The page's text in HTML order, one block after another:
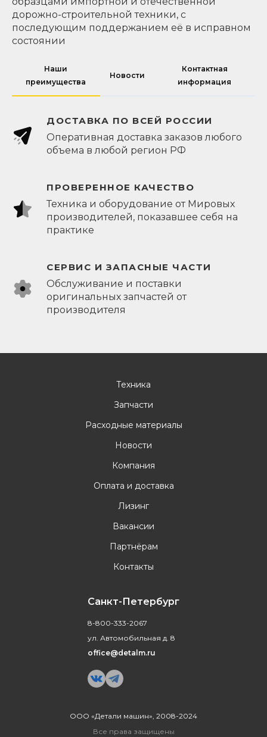
дорожно-строительной техники, с
последующим поддержанием её в исправном
состоянии
Наши
преимущества
Новости
Контактная
информация
ДОСТАВКА ПО ВСЕЙ РОССИИ
Оперативная доставка заказов любого
объема в любой регион РФ
ПРОВЕРЕННОЕ КАЧЕСТВО
Техника и оборудование от Мировых
производителей, показавшее себя на
практике
СЕРВИС И ЗАПАСНЫЕ ЧАСТИ
Обслуживание и поставки
оригинальных запчастей от
производителя
ООО «Детали машин», 2008-2024
Все права защищены
Техника
Запчасти
Расходные материалы
Новости
Компания
Оплата и доставка
Лизинг
Вакансии
Партнёрам
Контакты
Санкт-Петербург
8-800-333-2067
ул. Автомобильная д. 8
office@detalm.ru